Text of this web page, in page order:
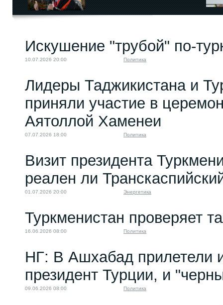
Искушение "трубой" по-
10.07.2026 20:00 Политика
Лидеры Таджикистана и
приняли участие в
Аятоллой Хаменеи
07.07.2026 18:00 Политика
Визит президента
реален ли
01.07.2026 20:00 Энергетика
Туркменистан проверяет
16.06.2026 08:00 Политика
НГ: В Ашхабад прилетели
президент Турции, и
09.06.2026 08:00 Политика